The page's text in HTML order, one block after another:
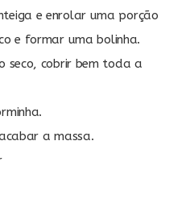
e enrolar uma porção
e formar uma bolinha.
seco, cobrir bem toda a
a massa.